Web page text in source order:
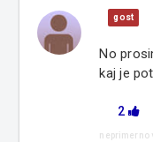
gost
No
kaj je
2
neprimerno